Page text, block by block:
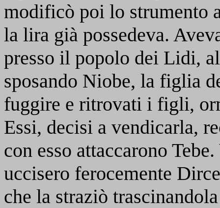
modificò poi lo strumento
la lira già possedeva.
presso il popolo dei Lidi,
sposando Niobe, la figlia
fuggire e ritrovati i figli,
Essi, decisi a vendicarla,
con esso attaccarono
uccisero ferocemente
che la straziò